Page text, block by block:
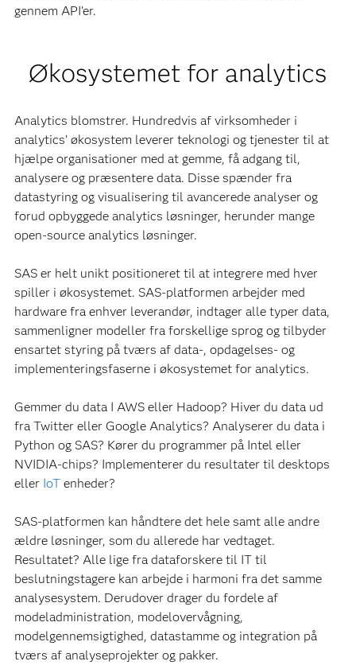
gennem API’er.
Økosystemet for analytics
Analytics blomstrer. Hundredvis af virksomheder i
analytics’ økosystem leverer teknologi og tjenester til at
hjælpe organisationer med at gemme, få adgang til,
analysere og præsentere data. Disse spænder fra
datastyring og visualisering til avancerede analyser og
forud opbyggede analytics løsninger, herunder mange
open-source analytics løsninger.
SAS er helt unikt positioneret til at integrere med hver
spiller i økosystemet. SAS-platformen arbejder med
hardware fra enhver leverandør, indtager alle typer data,
sammenligner modeller fra forskellige sprog og tilbyder
ensartet styring på tværs af data-, opdagelses- og
implementeringsfaserne i økosystemet for analytics.
Gemmer du data I AWS eller Hadoop? Hiver du data ud
fra Twitter eller Google Analytics? Analyserer du data i
Python og SAS? Kører du programmer på Intel eller
NVIDIA-chips? Implementerer du resultater til desktops
eller IoTenheder?
SAS-platformen kan håndtere det hele samt alle andre
ældre løsninger, som du allerede har vedtaget.
Resultatet? Alle lige fra dataforskere til IT til
beslutningstagere kan arbejde i harmoni fra det samme
analysesystem. Derudover drager du fordele af
modeladministration, modelovervågning,
modelgennemsigtighed, datastamme og integration på
tværs af analyseprojekter og pakker.